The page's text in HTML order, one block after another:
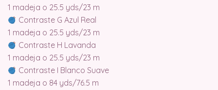
1 madeja o 25.5 yds/23 m
Contraste G Azul Real
1 madeja o 25.5 yds/23 m
Contraste H Lavanda
1 madeja o 25.5 yds/23 m
Contraste I Blanco Suave
1 madeja o 84 yds/76.5 m